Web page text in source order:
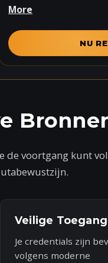
e
t
a
t
s
+
More
NU
de voortgang kunt
Veilige Toegang
Je credentials zijn
volgens moderne